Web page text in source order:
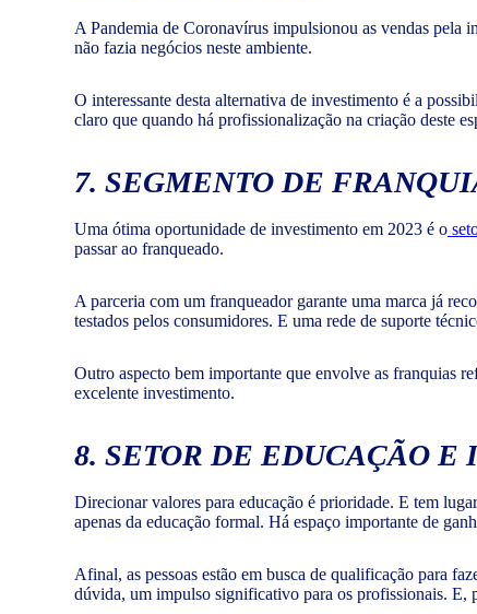
A Pandemia de Coronavírus impulsionou as vendas pela
não fazia negócios neste ambiente.
O interessante desta alternativa de investimento é a
claro que quando há profissionalização na criação deste
7. SEGMENTO DE
Uma ótima oportunidade de investimento em 2023 é o
passar ao franqueado.
A parceria com um franqueador garante uma marca já
testados pelos consumidores. E uma rede de suporte
Outro aspecto bem importante que envolve as franquias
excelente investimento.
8. SETOR DE EDUCAÇÃO E
Direcionar valores para educação é prioridade. E tem
apenas da educação formal. Há espaço importante de
Afinal, as pessoas estão em busca de qualificação para
dúvida, um impulso significativo para os profissionais. E,